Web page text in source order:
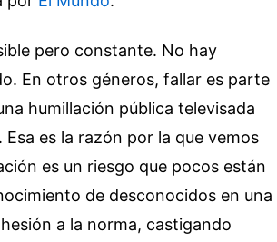
pero constante. No hay
En otros géneros, fallar es parte
humillación pública televisada
es la razón por la que vemos
es un riesgo que pocos están
de desconocidos en una
a la norma, castigando